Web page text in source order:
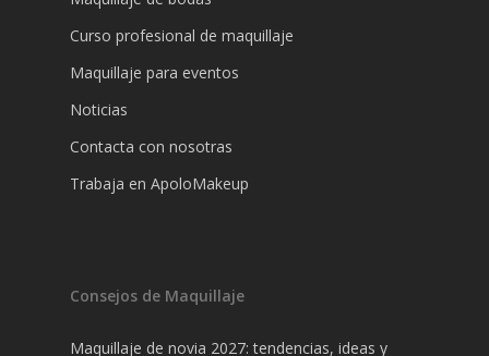
Curso profesional de maquillaje
Maquillaje para eventos
Noticias
Contacta con nosotras
Trabaja en ApoloMakeup
Consejos de Maquillaje
Maquillaje de novia 2027: tendencias, ideas y